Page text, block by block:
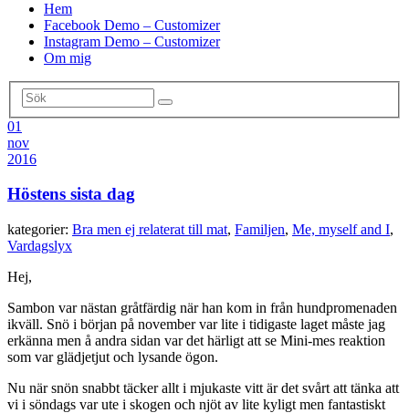
Hem
Facebook Demo – Customizer
Instagram Demo – Customizer
Om mig
01
nov
2016
Höstens sista dag
kategorier: Bra men ej relaterat till mat, Familjen, Me, myself and I,
Vardagslyx
Hej,
Sambon var nästan gråtfärdig när han kom in från hundpromenaden
ikväll. Snö i början på november var lite i tidigaste laget måste jag
erkänna men å andra sidan var det härligt att se Mini-mes reaktion
som var glädjetjut och lysande ögon.
Nu när snön snabbt täcker allt i mjukaste vitt är det svårt att tänka att
vi i söndags var ute i skogen och njöt av lite kyligt men fantastiskt